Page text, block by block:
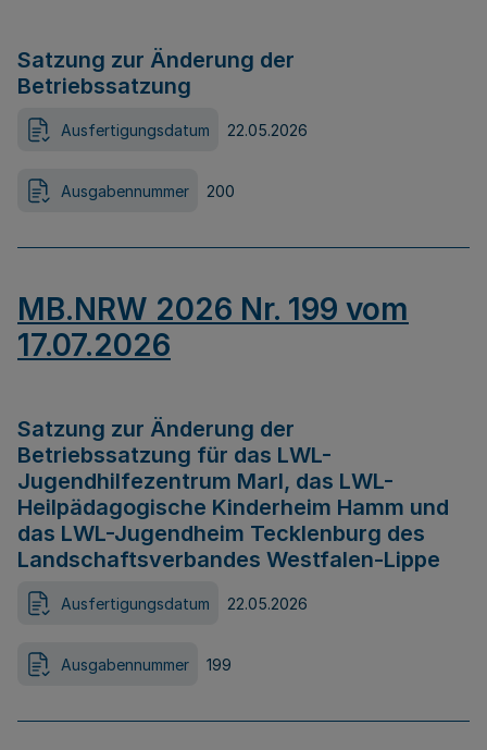
Satzung zur Änderung der
Betriebssatzung
Ausfertigungsdatum 22.05.2026
Ausgabennummer 200
MB.NRW 2026 Nr. 199 vom
17.07.2026
Satzung zur Änderung der
Betriebssatzung für das LWL-
Jugendhilfezentrum Marl, das LWL-
Heilpädagogische Kinderheim Hamm und
das LWL-Jugendheim Tecklenburg des
Landschaftsverbandes Westfalen-Lippe
Ausfertigungsdatum 22.05.2026
Ausgabennummer 199